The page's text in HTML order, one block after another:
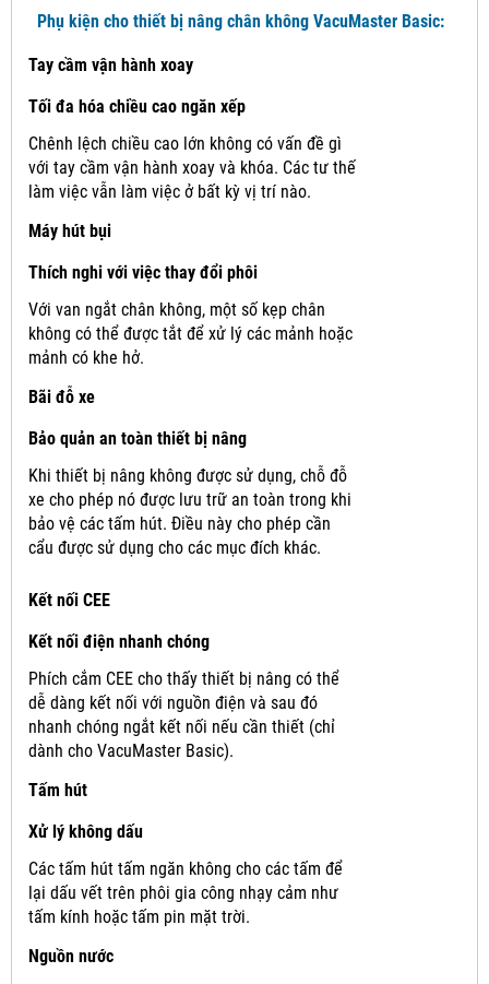
Phụ kiện cho thiết bị nâng chân không VacuMaster Basic:
Tay cầm vận hành xoay
Tối đa hóa chiều cao ngăn xếp
Chênh lệch chiều cao lớn không có vấn đề gì
với tay cầm vận hành xoay và khóa. Các tư thế
làm việc vẫn làm việc ở bất kỳ vị trí nào.
Máy hút bụi
Thích nghi với việc thay đổi phôi
Với van ngắt chân không, một số kẹp chân
không có thể được tắt để xử lý các mảnh hoặc
mảnh có khe hở.
Bãi đỗ xe
Bảo quản an toàn thiết bị nâng
Khi thiết bị nâng không được sử dụng, chỗ đỗ
xe cho phép nó được lưu trữ an toàn trong khi
bảo vệ các tấm hút. Điều này cho phép cần
cẩu được sử dụng cho các mục đích khác.
Kết nối CEE
Kết nối điện nhanh chóng
Phích cắm CEE cho thấy thiết bị nâng có thể
dễ dàng kết nối với nguồn điện và sau đó
nhanh chóng ngắt kết nối nếu cần thiết (chỉ
dành cho VacuMaster Basic).
Tấm hút
Xử lý không dấu
Các tấm hút tấm ngăn không cho các tấm để
lại dấu vết trên phôi gia công nhạy cảm như
tấm kính hoặc tấm pin mặt trời.
Nguồn nước